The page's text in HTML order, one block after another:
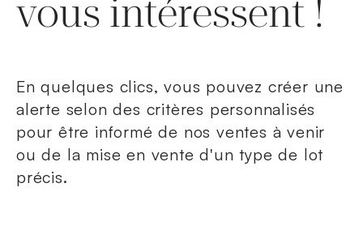
vous intéressent !
En quelques clics, vous pouvez créer une
alerte selon des critères personnalisés
pour être informé de nos ventes à venir
ou de la mise en vente d'un type de lot
précis.